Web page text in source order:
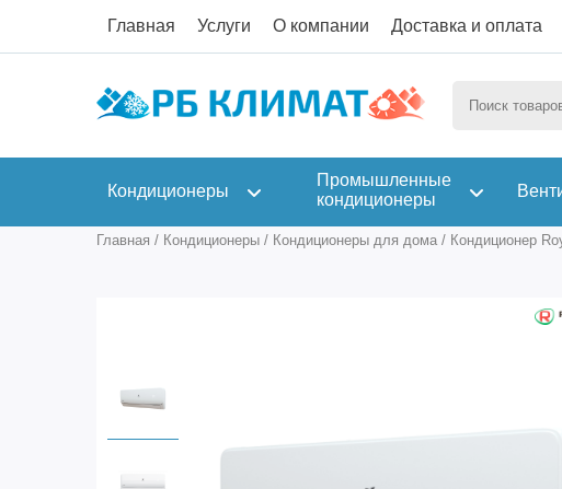
Главная Услуги О компании Доставка и оплата
Кондиционеры
Промышленные
кондиционеры
Главная / Кондиционеры / Кондиционеры для дома / Кондиционер